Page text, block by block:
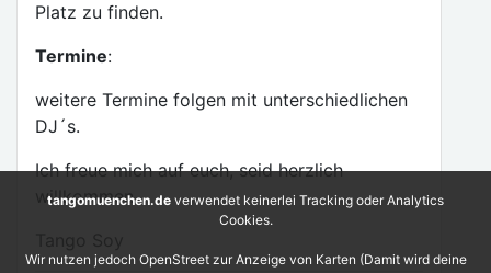
Platz zu finden.
Termine:
weitere Termine folgen mit unterschiedlichen
DJ´s.
Ich freue mich auf euch, seid herzlich
willkommen.
tangomuenchen.de verwendet keinerlei Tracking oder Analytics
Cookies.
Wir nutzen jedoch OpenStreet zur Anzeige von Karten (Damit wird deine